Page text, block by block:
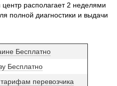
располагает 2 неделями
полной диагностики и выдачи
Бесплатно
Бесплатно
перевозчика